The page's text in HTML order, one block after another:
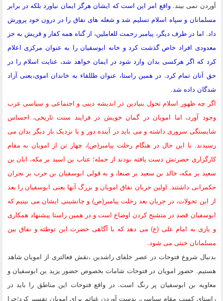
آوردن نمی بیند.واقع امر این است که ایشان هرگز ایمان نیاورد بلکه در برابر
مسلمانان و سپاه اسلام تسلیم شد و شعله های نفاق را در درون خود پرورش
داد. اما در طرف دیگر، پیامبر رحمت للعاملین، از گناه همه کفار و قریش به جز
معدودی افراد خاص گذشت کرد و خانه ابوسفیان را به عنوان مرکزی اعلام
کرد که اگر هرکسی بدان وارد شود در ایمان خواهد شد، عنایت اسلام را در
حق آنان تمام کرد. در همین راستا، عنوان طللقاء به خاندان اموی،یعنی آزاد
شدگان داده شد.
اگر چه ظهور اسلام تحول بنیادین در اندیشه دینی و اجتماعی و سیاسی عرب
وجود آورد، اما امویان در گمان خویش در فرایند سنت تاریخی، احساس
شایستگی سروری داشته و می باید در آینده دور و یا نزدیک بار دیگر بدان می
رسیدند. با این حال در هنگام رحلت پیامبر(ص)، چهار تن از امویان به مقام
کارگزاری حضرتش دست یافته بودند از جمله؛ عتاب بن اسید بر مکه، ابان بن
سعید بر مکه، خالد بن سعید بر صنعا، و به قولی ابوسفیان بن حرب بر نجران
حکمرانی داشتند. اولین جریان نفاق امویان و بزرگ آنها یعنی ابوسفیان را بعد
از این تحولات، در جریان بعد رحلت پیامبر(ص) و جانشینی ایشان می بینیم که
ابوسفیان قصد در متشنج کردن اوضاع است و در همین راستا پیشنهاد همکاری
و یاری به امام علی (ع) می دهد که با آگاهی حضرت این توطئه و نفاق بین
مسلمانان خنثی می شود.
بدنبال شروع فتوحات در عصر خلفای راشدین ،نقش فعالتری از امویان شاهد
هستیم. حضور امویان در فتوحات شامات بخصوص حضور یزید بن ابوسفیان و
معاویه بن ابوسفیان پر رنگ است. در واقع فتوحات این مناطق را باید در
راستای کسب مقام سیاسی، بدست آوردن غنائم برای امویان تفسیر کرد؛چرا